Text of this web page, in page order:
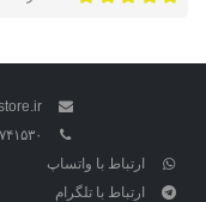
۰۲۱-
ارتباط با واتساپ
ارتباط با تلگرام